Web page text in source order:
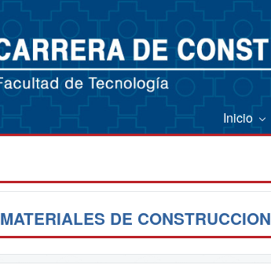
Inicio
MATERIALES DE CONSTRUCCION